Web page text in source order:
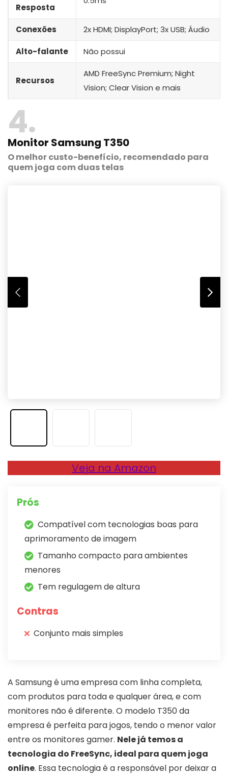
Resposta
Conexões 2x HDMI; DisplayPort; 3x USB; Áudio
Alto-falante Não possui
Recursos
AMD FreeSync Premium; Night
Vision; Clear Vision e mais
4
Monitor Samsung T350
O melhor custo-benefício, recomendado para
quem joga com duas telas
Veja na Amazon
Prós
Compatível com tecnologias boas para
aprimoramento de imagem
Tamanho compacto para ambientes
menores
Tem regulagem de altura
Contras
Conjunto mais simples
A Samsung é uma empresa com linha completa,
com produtos para toda e qualquer área, e com
monitores não é diferente. O modelo T350 da
empresa é perfeita para jogos, tendo o menor valor
entre os monitores gamer. Nele já temos a
tecnologia do FreeSync, ideal para quem joga
online. Essa tecnologia é a responsável por deixar a